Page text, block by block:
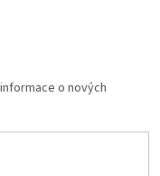
o nových